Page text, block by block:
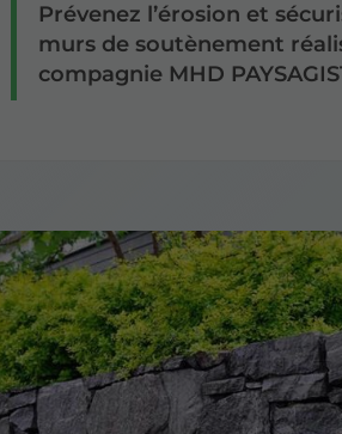
Prévenez l’érosion et
murs de soutènement
compagnie MHD